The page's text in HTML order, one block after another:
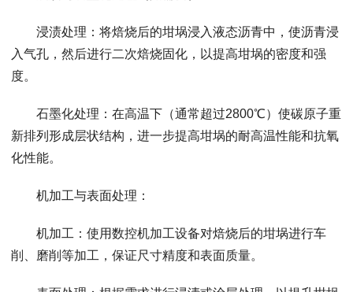
浸渍处理：将焙烧后的坩埚浸入液态沥青中，使沥青浸
入气孔，然后进行二次焙烧固化，以提高坩埚的密度和强
度。
石墨化处理：在高温下（通常超过2800℃）使碳原子重
新排列形成层状结构，进一步提高坩埚的耐高温性能和抗氧
化性能。
机加工与表面处理：
机加工：使用数控机加工设备对焙烧后的坩埚进行车
削、磨削等加工，保证尺寸精度和表面质量。